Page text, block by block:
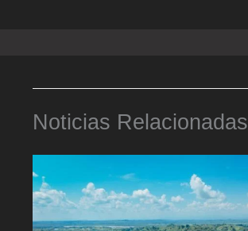
Noticias Relacionadas